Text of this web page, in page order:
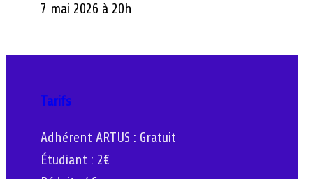
7 mai 2026 à 20h
Tarifs
Adhérent ARTUS : Gratuit
Étudiant : 2€